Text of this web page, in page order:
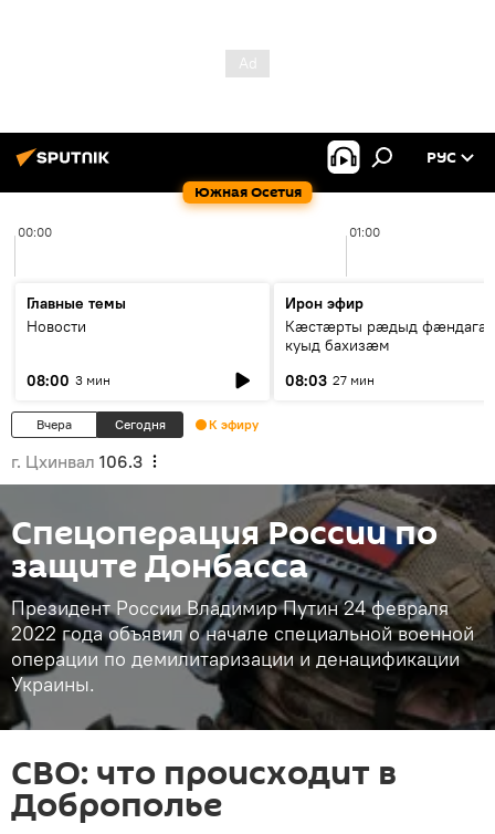
Южная Осетия
РУС
00:00 01:00
Главные темы
Новости
08:00 3 мин
Ирон эфир
Кæстæрты рæдыд
куыд бахизæм
08:03 27 мин
Вчера Сегодня К эфиру
г. Цхинвал 106.3
Спецоперация России по
защите Донбасса
Президент России Владимир Путин 24 февраля
2022 года объявил о начале специальной военной
операции по демилитаризации и денацификации
Украины.
СВО: что происходит в
Доброполье